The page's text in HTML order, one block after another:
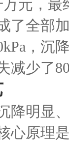
元，
了全部
，
减少了
降明显
心原理